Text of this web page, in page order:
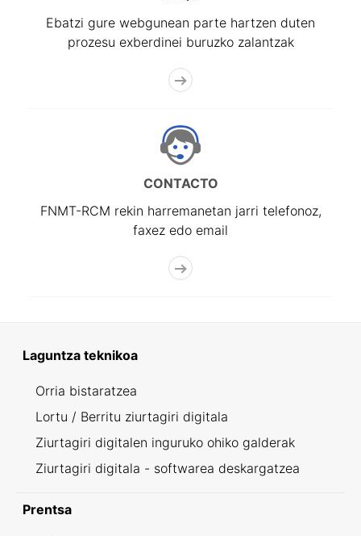
Ebatzi gure webgunean parte hartzen duten
prozesu exberdinei buruzko zalantzak
CONTACTO
FNMT-RCM rekin harremanetan jarri telefonoz,
faxez edo email
Laguntza teknikoa
Orria bistaratzea
Lortu / Berritu ziurtagiri digitala
Ziurtagiri digitalen inguruko ohiko galderak
Ziurtagiri digitala - softwarea deskargatzea
Prentsa